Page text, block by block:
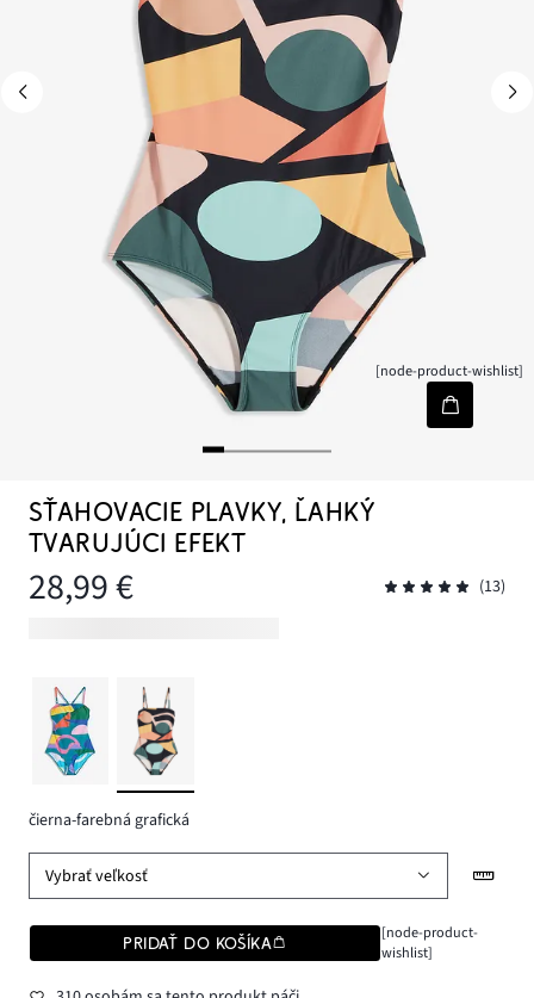
[node-product-wishlist]
SŤAHOVACIE PLAVKY, ĽAHKÝ
TVARUJÚCI EFEKT
28,99 € (13)
čierna-farebná grafická
Vybrať veľkosť
PRIDAŤ DO KOŠÍKA
[node-product-
wishlist]